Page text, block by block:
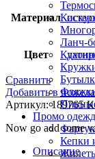
Ланч-
Промо
Кепки
Материал
Цвет
Сравнить
Добавить в
Артикул:189765
Now go add some
Описание